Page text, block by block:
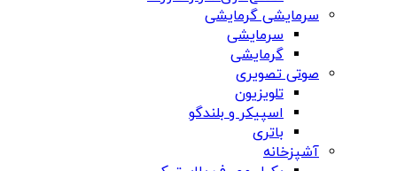
سرمایشی گرمایشی
سرمایشی
گرمایشی
صوتی تصویری
تلویزیون
اسپیکر و بلندگو
باتری
آشپزخانه